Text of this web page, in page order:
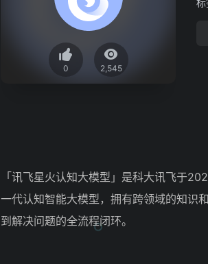
0 2,545
标
「讯飞星火认知大模型」是科大讯飞于
一代认知智能大模型，拥有跨领域的知识
到解决问题的全流程闭环。